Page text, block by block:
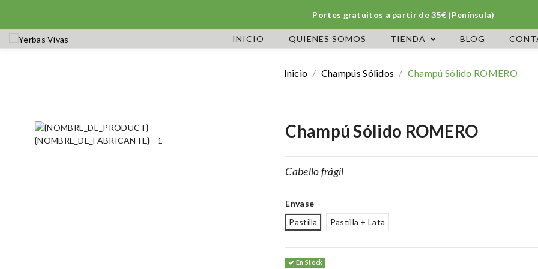
Portes gratuitos a partir de 35€ (Península)
INICIO QUIENES SOMOS TIENDA BLOG
Inicio Champús Sólidos Champú Sólido ROMERO
Champú Sólido ROMERO
Cabello frágil
Envase
Pastilla
Pastilla + Lata
En Stock